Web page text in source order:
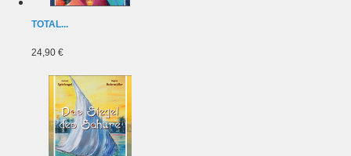
TOTAL...
24,90 €